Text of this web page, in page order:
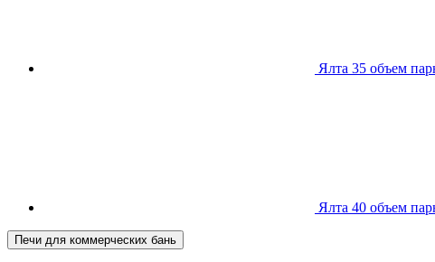
Ялта 35 объем
Ялта 40 объем
Печи для коммерческих бань